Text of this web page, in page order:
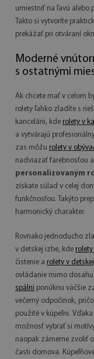
umiestniť na ľavú alebo
Takto si vytvoríte
prekážať pri otváraní
Moderné
s ostatnými
Ak chcete mať v celom
rolety ľahko zladíte s
kancelárii, kde rolety v
a vytvárajú
zas môžu rolety v
nadviazať farebnosťou
personalizovaným
získate súlad v celej
funkčnosťou. Takýto
harmonický charakter.
Rovnako jednoducho
v detskej izbe, kde
čistenie a rolety v
ovládanie mimo
spálni ponúknu väčšie
večerný odpočinok,
použité v kúpeľni.
možnosť vybrať si
naopak zámerne zvoliť
časti domova.